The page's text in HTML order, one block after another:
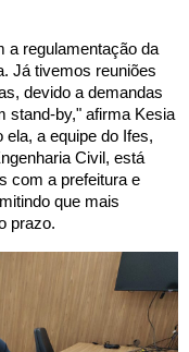
a regulamentação da
Já tivemos reuniões
devido a demandas
stand-by," afirma Kesia
ela, a equipe do Ifes,
Civil, está
com a prefeitura e
que mais
prazo.